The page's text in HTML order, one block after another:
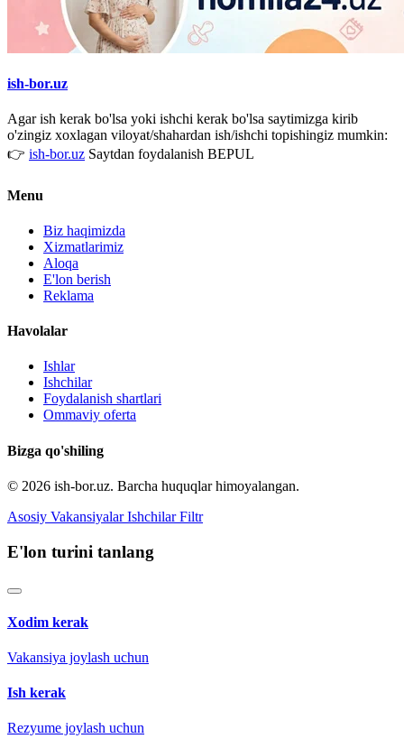
ish-bor.uz
Agar ish kerak bo'lsa yoki ishchi kerak bo'lsa saytimizga kirib
o'zingiz xoxlagan viloyat/shahardan ish/ishchi topishingiz mumkin:
👉 ish-bor.uz Saytdan foydalanish BEPUL
Menu
Biz haqimizda
Xizmatlarimiz
Aloqa
E'lon berish
Reklama
Havolalar
Ishlar
Ishchilar
Foydalanish shartlari
Ommaviy oferta
Bizga qo'shiling
© 2026 ish-bor.uz. Barcha huquqlar himoyalangan.
Asosiy Vakansiyalar Ishchilar Filtr
E'lon turini tanlang
Xodim kerak
Vakansiya joylash uchun
Ish kerak
Rezyume joylash uchun